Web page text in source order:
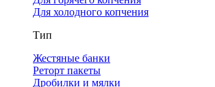
Для холодного копчения
Тип
Жестяные банки
Реторт пакеты
Дробилки и мялки